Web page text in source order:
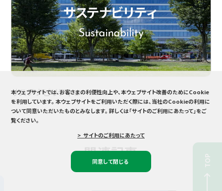
サステナビリティ
関連記事
本ウェブサイトでは、お客さまの利便性向上や、本ウェブサイト改善のためにCookie
を利用しています。 本ウェブサイトをご利用いただく際には、当社のCookieの利用に
ついて同意いただいたものとみなします。 詳しくは「サイトのご利用にあたって」をご
覧ください。
> サイトのご利用にあたって
同意して閉じる TOP